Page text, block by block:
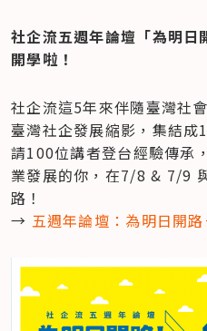
社企流五週年論壇「為明日
開學啦！
社企流這5年來伴隨臺灣社
臺灣社企發展縮影，集結
請100位講者登台經驗傳承
業發展的你，在7/8 & 7/9
路！
→ 五週年論壇：為明日開